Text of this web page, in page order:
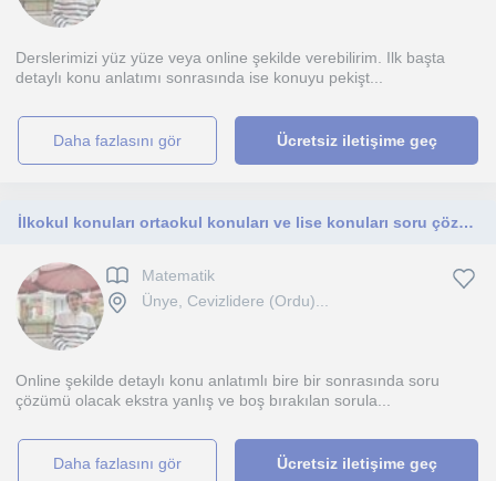
Derslerimizi yüz yüze veya online şekilde verebilirim. Ilk başta
detaylı konu anlatımı sonrasında ise konuyu pekişt...
daha fazlasını gör Ücretsiz iletişime geç
İlkokul konuları ortaokul konuları ve lise konuları soru çözümü
Matematik
Ünye, Cevizlidere (Ordu)...
Online şekilde detaylı konu anlatımlı bire bir sonrasında soru
çözümü olacak ekstra yanlış ve boş bırakılan sorula...
daha fazlasını gör Ücretsiz iletişime geç